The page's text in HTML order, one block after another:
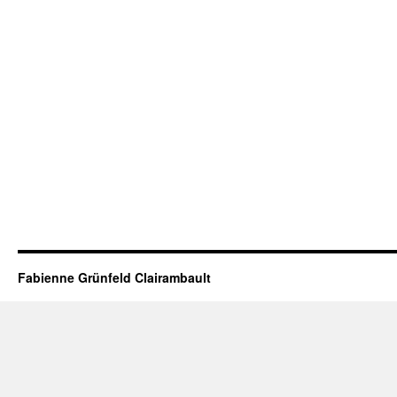
Fabienne Grünfeld Clairambault